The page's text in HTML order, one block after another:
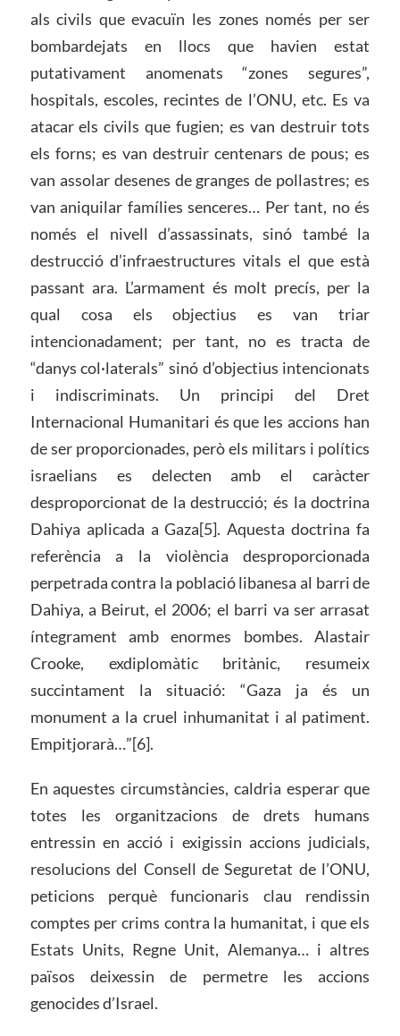
als civils que evacuïn les zones només per ser
bombardejats en llocs que havien estat
putativament anomenats “zones segures”,
hospitals, escoles, recintes de l’ONU, etc. Es va
atacar els civils que fugien; es van destruir tots
els forns; es van destruir centenars de pous; es
van assolar desenes de granges de pollastres; es
van aniquilar famílies senceres… Per tant, no és
només el nivell d’assassinats, sinó també la
destrucció d’infraestructures vitals el que està
passant ara. L’armament és molt precís, per la
qual cosa els objectius es van triar
intencionadament; per tant, no es tracta de
“danys col·laterals” sinó d’objectius intencionats
i indiscriminats. Un principi del Dret
Internacional Humanitari és que les accions han
de ser proporcionades, però els militars i polítics
israelians es delecten amb el caràcter
desproporcionat de la destrucció; és la doctrina
Dahiya aplicada a Gaza[5]. Aquesta doctrina fa
referència a la violència desproporcionada
perpetrada contra la població libanesa al barri de
Dahiya, a Beirut, el 2006; el barri va ser arrasat
íntegrament amb enormes bombes. Alastair
Crooke, exdiplomàtic britànic, resumeix
succintament la situació: “Gaza ja és un
monument a la cruel inhumanitat i al patiment.
Empitjorarà…”[6].
En aquestes circumstàncies, caldria esperar que
totes les organitzacions de drets humans
entressin en acció i exigissin accions judicials,
resolucions del Consell de Seguretat de l’ONU,
peticions perquè funcionaris clau rendissin
comptes per crims contra la humanitat, i que els
Estats Units, Regne Unit, Alemanya… i altres
països deixessin de permetre les accions
genocides d’Israel.